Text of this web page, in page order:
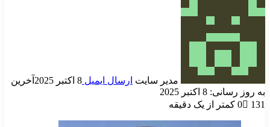
مدیر سایت ارسال ایمیل 8 اکتبر 2025
آخرین
به روز رسانی: 8 اکتبر 2025
0
131 کمتر از یک دقیقه